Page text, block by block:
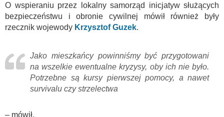
O wspieraniu przez lokalny samorząd inicjatyw służących
bezpieczeństwu i obronie cywilnej mówił również były
rzecznik wojewody Krzysztof Guzek.
Jako mieszkańcy powinniśmy być przygotowani
na wszelkie ewentualne kryzysy, oby ich nie było.
Potrzebne są kursy pierwszej pomocy, a nawet
survivalu czy strzelectwa
– mówił.